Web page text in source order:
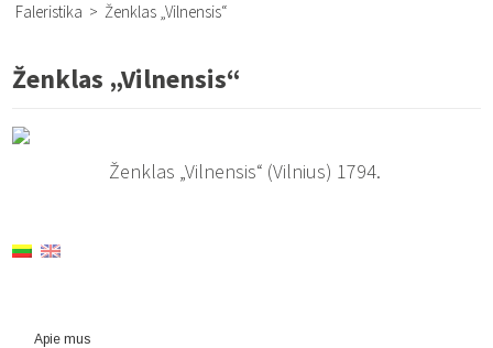
Faleristika >Ženklas „Vilnensis“
Ženklas „Vilnensis“
Ženklas „Vilnensis“ (Vilnius) 1794.
Apie mus